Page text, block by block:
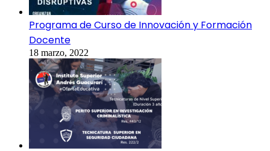
Programa de Curso de Innovación y Formación
Docente
18 marzo, 2022